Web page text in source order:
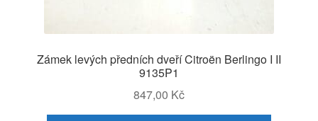
Zámek levých předních dveří Citroën Berlingo I II
9135P1
847,00 Kč